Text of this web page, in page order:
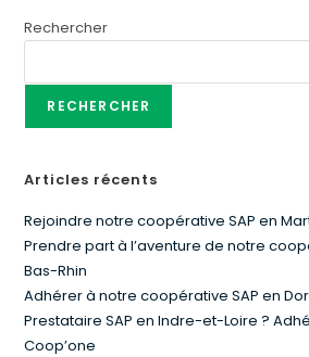
Rechercher
RECHERCHER
Articles récents
Rejoindre notre coopérative SAP en
Prendre part à l’aventure de notre
Bas-Rhin
Adhérer à notre coopérative SAP en
Prestataire SAP en Indre-et-Loire ?
Coop’one